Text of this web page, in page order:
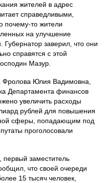
жителей в адрес
справедливыми,
почему-то жители
на улучшение
Губернатор заверил, что они
справятся с этой
Мазур.
Фролова Юлия Вадимовна,
Департамента финансов
увеличить расходы
рублей для повышения
сферы, попадающим под
проголосовали
заместитель
что своей очереди
15 тысяч человек,